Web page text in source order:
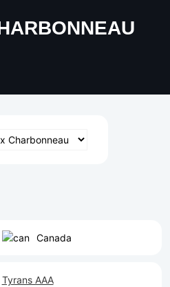
Canada
Tyrans AAA